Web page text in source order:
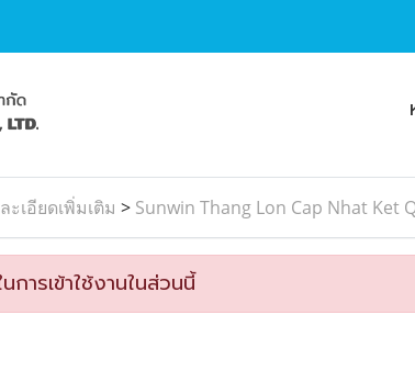
เอียดเพิ่มเติม > Sunwin Thang Lon Cap Nhat Ket
ารเข้าใช้งานในส่วนนี้